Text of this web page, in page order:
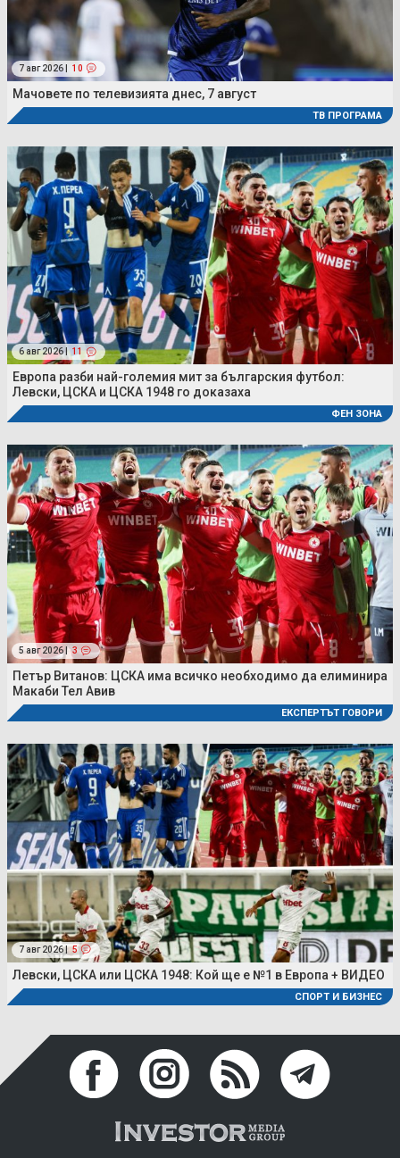
7 авг 2026 | 10
Мачовете по телевизията днес, 7 август
ТВ ПРОГРАМА
6 авг 2026 | 11
Европа разби най-големия мит за българския футбол:
Левски, ЦСКА и ЦСКА 1948 го доказаха
ФЕН ЗОНА
5 авг 2026 | 3
Петър Витанов: ЦСКА има всичко необходимо да елиминира
Макаби Тел Авив
ЕКСПЕРТЪТ ГОВОРИ
7 авг 2026 | 5
Левски, ЦСКА или ЦСКА 1948: Кой ще е №1 в Европа + ВИДЕО
СПОРТ И БИЗНЕС